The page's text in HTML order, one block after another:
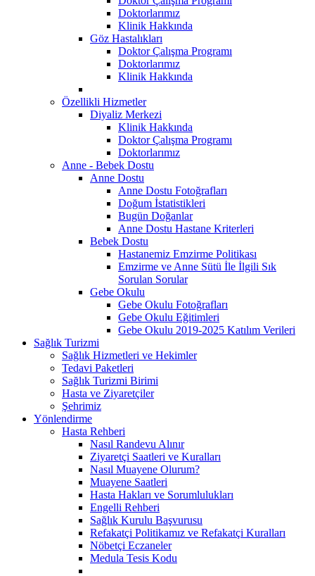
Doktorlarımız
Klinik Hakkında
Göz Hastalıkları
Doktor Çalışma Programı
Doktorlarımız
Klinik Hakkında
Özellikli Hizmetler
Diyaliz Merkezi
Klinik Hakkında
Doktor Çalışma Programı
Doktorlarımız
Anne - Bebek Dostu
Anne Dostu
Anne Dostu Fotoğrafları
Doğum İstatistikleri
Bugün Doğanlar
Anne Dostu Hastane Kriterleri
Bebek Dostu
Hastanemiz Emzirme Politikası
Emzirme ve Anne Sütü İle İlgili Sık
Sorulan Sorular
Gebe Okulu
Gebe Okulu Fotoğrafları
Gebe Okulu Eğitimleri
Gebe Okulu 2019-2025 Katılım Verileri
Sağlık Turizmi
Sağlık Hizmetleri ve Hekimler
Tedavi Paketleri
Sağlık Turizmi Birimi
Hasta ve Ziyaretçiler
Şehrimiz
Yönlendirme
Hasta Rehberi
Nasıl Randevu Alınır
Ziyaretçi Saatleri ve Kuralları
Nasıl Muayene Olurum?
Muayene Saatleri
Hasta Hakları ve Sorumlulukları
Engelli Rehberi
Sağlık Kurulu Başvurusu
Refakatçi Politikamız ve Refakatçi Kuralları
Nöbetçi Eczaneler
Medula Tesis Kodu